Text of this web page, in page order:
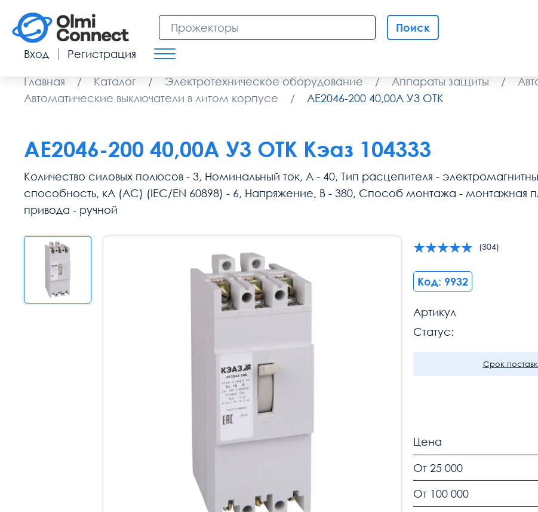
Поиск
Вход Регистрация
Главная / Каталог / Электротехническое оборудование / Аппараты защиты /
Автоматические выключатели в литом корпусе
/ АЕ2046-200 40,00А У3 ОТК
АЕ2046-200 40,00А У3 ОТК Кэаз 104333
Количество силовых полюсов - 3, Номинальный ток, А - 40, Тип расцепителя -
способность, кА (AC) (IEC/EN 60898) - 6, Напряжение, В - 380, Способ монтажа - монтажная
привода - ручной
(304)
Код: 9932
Артикул
Статус:
Срок
Цена
От 25 000
От 100 000